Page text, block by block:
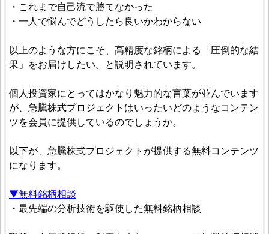
・これまで自己流で勝てなかった
・一人で悩んでどうしたら良いかわからない
以上のような方にこそ、高精度な銘柄による「圧倒的な結
果」をお届けしたい。と説明されています。
個人投資家にとってはかなり魅力的な言葉が並んでいます
が、急騰株式プロジェクトはいったいどのようなコンテン
ツを会員に提供しているのでしょうか。
以下が、急騰株式プロジェクトが提供する無料コンテンツ
になります。
▼無料銘柄相談
・最先端の分析技術を駆使した無料銘柄相談